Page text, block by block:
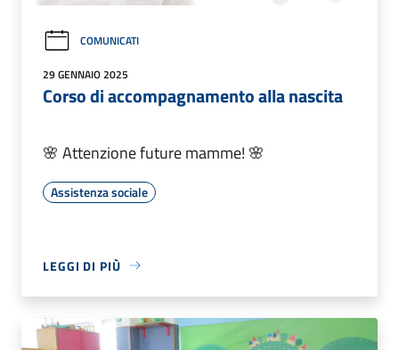
COMUNICATI
29 GENNAIO 2025
Corso di accompagnamento alla nascita
🌸 Attenzione future mamme! 🌸
Assistenza sociale
LEGGI DI PIÙ